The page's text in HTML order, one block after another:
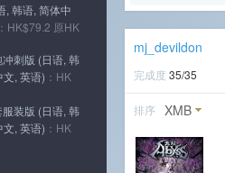
mj_devildon
完成度 35/35
排序 XMB
, 韩语, 简体中
：HK$79.2 原HK
刺版 (日语, 韩
, 英语) ：HK
装版 (日语, 韩
, 英语) ：HK